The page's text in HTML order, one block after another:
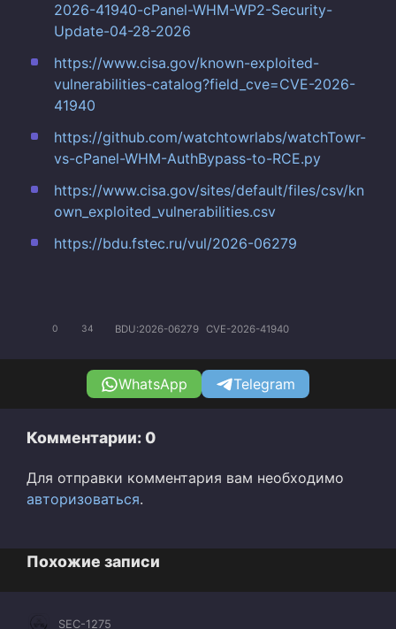
2026-41940-cPanel-WHM-WP2-Security-
Update-04-28-2026
https://www.cisa.gov/known-exploited-
vulnerabilities-catalog?field_cve=CVE-2026-
41940
https://github.com/watchtowrlabs/watchTowr-
vs-cPanel-WHM-AuthBypass-to-RCE.py
https://www.cisa.gov/sites/default/files/csv/kn
own_exploited_vulnerabilities.csv
https://bdu.fstec.ru/vul/2026-06279
0 34 BDU:2026-06279 CVE-2026-41940
WhatsApp Telegram
Комментарии: 0
Для отправки комментария вам необходимо
авторизоваться.
Похожие записи
SEC-1275